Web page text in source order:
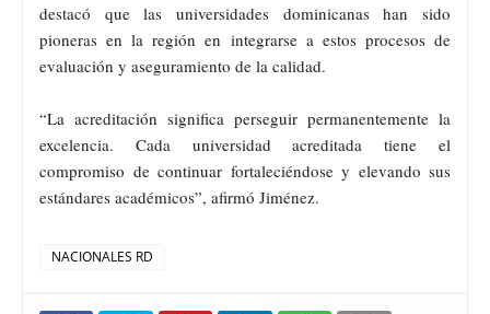
destacó que las universidades dominicanas han sido
pioneras en la región en integrarse a estos procesos de
evaluación y aseguramiento de la calidad.
“La acreditación significa perseguir permanentemente la
excelencia. Cada universidad acreditada tiene el
compromiso de continuar fortaleciéndose y elevando sus
estándares académicos”, afirmó Jiménez.
NACIONALES RD